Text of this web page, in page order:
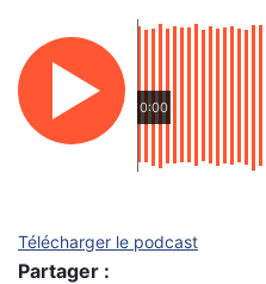
0:00
Télécharger le podcast
Partager :